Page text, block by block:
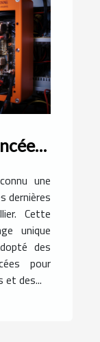
une
dernières
Cette
unique
des
pour
et des...